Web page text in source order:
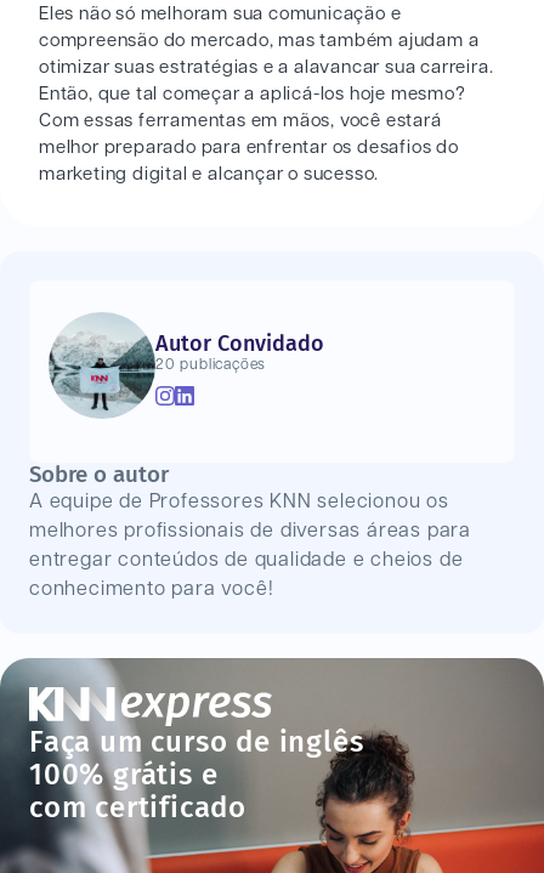
Faça um curso de inglês
100% grátis e
com certificado
Eles não só melhoram sua comunicação e
compreensão do mercado, mas também ajudam a
otimizar suas estratégias e a alavancar sua carreira.
Então, que tal começar a aplicá-los hoje mesmo?
Com essas ferramentas em mãos, você estará
melhor preparado para enfrentar os desafios do
marketing digital e alcançar o sucesso.
Autor Convidado
20 publicações
Sobre o autor
A equipe de Professores KNN selecionou os
melhores profissionais de diversas áreas para
entregar conteúdos de qualidade e cheios de
conhecimento para você!